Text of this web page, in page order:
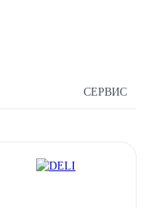
СЕРВИС